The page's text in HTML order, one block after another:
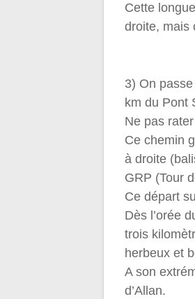
Cette
droite, mais
3) On
km du Pont
Ne pas
Ce chemin
à droite
GRP (Tour
Ce départ
Dès l’orée
trois
herbeux et
A son
d’Allan.